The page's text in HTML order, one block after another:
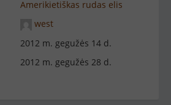
Amerikietiškas rudas elis
west
2012 m. gegužės 14 d.
2012 m. gegužės 28 d.